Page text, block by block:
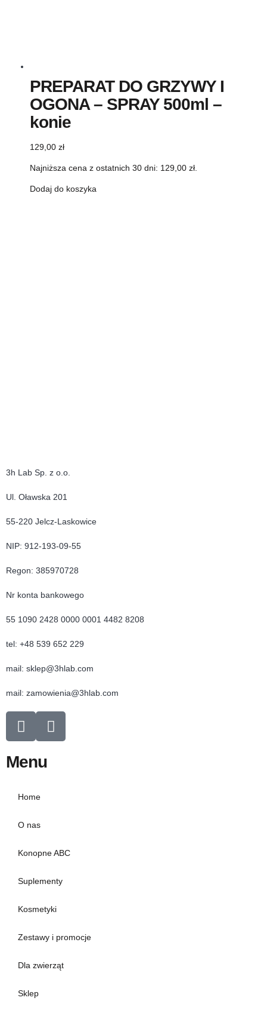
PREPARAT DO GRZYWY I
OGONA – SPRAY 500ml –
konie
129,00 zł
Najniższa cena z ostatnich 30 dni: 129,00 zł.
Dodaj do koszyka
3h Lab Sp. z o.o.
Ul. Oławska 201
55-220 Jelcz-Laskowice
NIP: 912-193-09-55
Regon: 385970728
Nr konta bankowego
55 1090 2428 0000 0001 4482 8208
tel: +48 539 652 229
mail: sklep@3hlab.com
mail: zamowienia@3hlab.com
Menu
Home
O nas
Konopne ABC
Suplementy
Kosmetyki
Zestawy i promocje
Dla zwierząt
Sklep